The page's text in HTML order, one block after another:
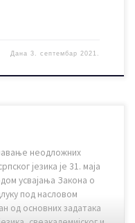
Дана3. септембар 2021.
неодложних
језика је 31. маја
усвајања Закона о
под насловом
основних задатака